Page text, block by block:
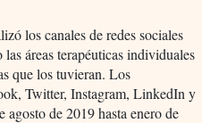
los canales de redes sociales
áreas terapéuticas individuales
que los tuvieran. Los
Twitter, Instagram, LinkedIn y
de 2019 hasta enero de